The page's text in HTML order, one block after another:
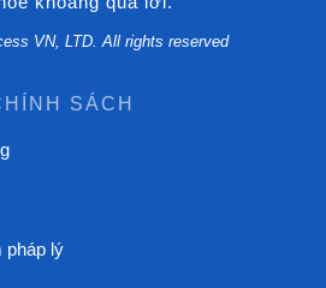
VN, LTD. All rights reserved
SÁCH
pháp lý